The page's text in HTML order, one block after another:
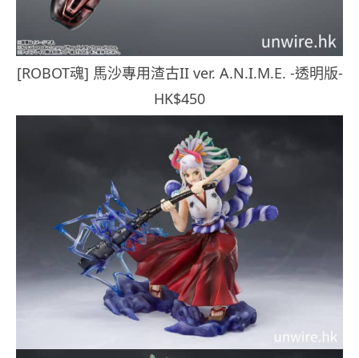
[ROBOT魂] 馬沙專用渣古II ver. A.N.I.M.E. -透明版-
HK$450